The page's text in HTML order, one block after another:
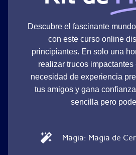
Descubre el fascinante
con este curso online
principiantes. En solo una
realizar trucos impactantes
necesidad de experiencia
tus amigos y gana
sencilla pero
Magia: Magia de